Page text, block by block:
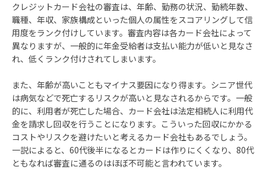
クレジットカード会社の審査は、年齢、勤務の状況、勤続年数、
職種、年収、家族構成といった個人の属性をスコアリングして信
用度をランク付けしています。審査内容は各カード会社によって
異なりますが、一般的に年金受給者は支払い能力が低いと見なさ
れ、低くランク付けされてしまいます。
また、年齢が高いこともマイナス要因になり得ます。シニア世代
は病気などで死亡するリスクが高いと見なされるからです。一般
的に、利用者が死亡した場合、カード会社は法定相続人に利用代
金を請求し回収を行うことになります。こういった回収にかかる
コストやリスクを避けたいと考えるカード会社もあるでしょう。
一説によると、60代後半になるとカードは作りにくくなり、80代
ともなれば審査に通るのはほぼ不可能と言われています。